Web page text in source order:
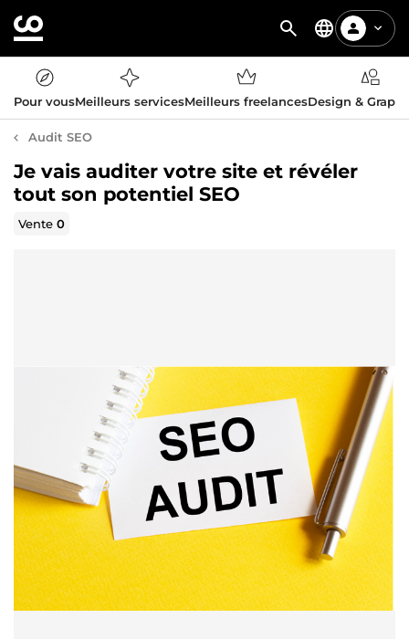
Pour vousMeilleurs servicesMeilleurs freelancesDesign &
Audit SEO
Je vais auditer votre site et révéler
tout son potentiel SEO
Vente0